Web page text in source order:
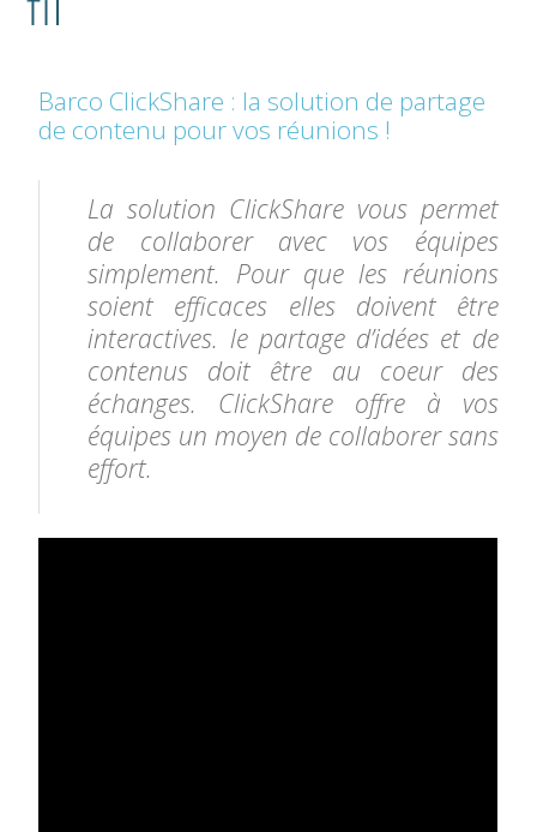
Barco ClickShare : la solution de partage
de contenu pour vos réunions !
La solution ClickShare vous permet
de collaborer avec vos équipes
simplement. Pour que les réunions
soient efficaces elles doivent être
interactives. le partage d’idées et de
contenus doit être au coeur des
échanges. ClickShare offre à vos
équipes un moyen de collaborer sans
effort.